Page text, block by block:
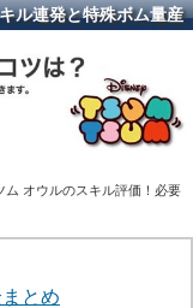
ル連発と特殊ボム量産
ム オウルのスキル評価！必要
とめ